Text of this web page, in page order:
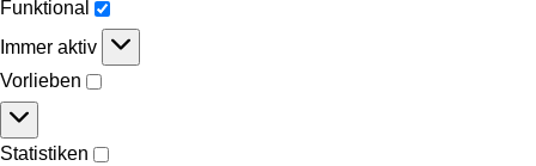
Funktional
Immer aktiv
Vorlieben
Statistiken